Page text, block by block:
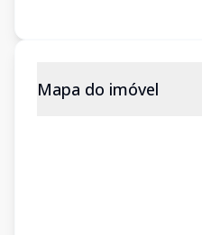
Mapa do imóvel